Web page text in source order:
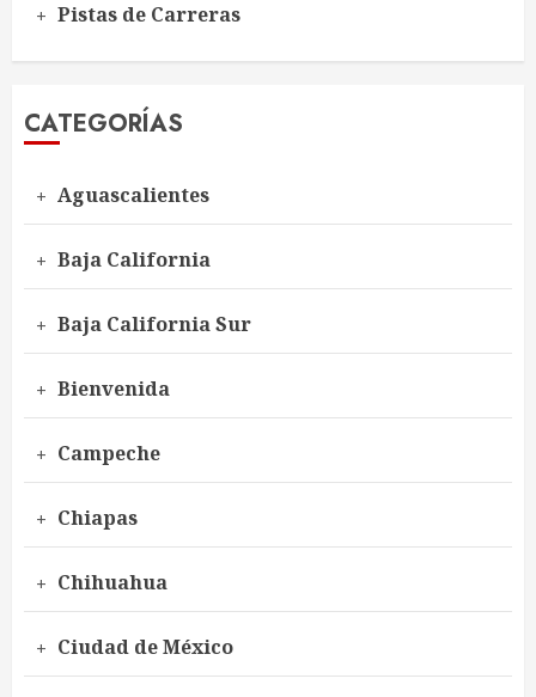
Pistas de Carreras
CATEGORÍAS
Aguascalientes
Baja California
Baja California Sur
Bienvenida
Campeche
Chiapas
Chihuahua
Ciudad de México